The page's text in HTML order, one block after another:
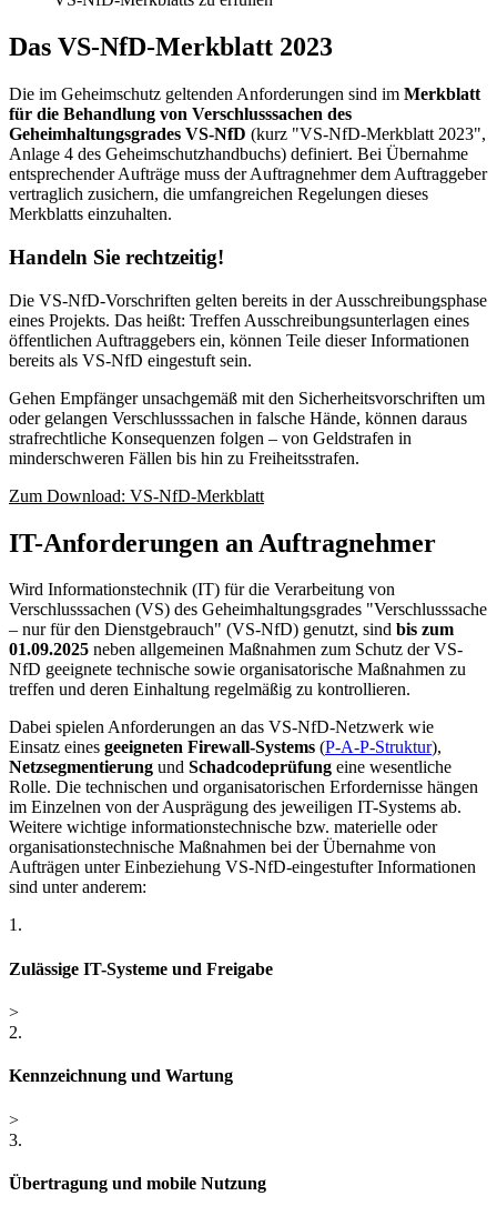
Das VS-NfD-Merkblatt 2023
Die im Geheimschutz geltenden Anforderungen sind im Merkblatt
für die Behandlung von Verschlusssachen des
Geheimhaltungsgrades VS-NfD (kurz "VS-NfD-Merkblatt 2023",
Anlage 4 des Geheimschutzhandbuchs) definiert. Bei Übernahme
entsprechender Aufträge muss der Auftragnehmer dem Auftraggeber
vertraglich zusichern, die umfangreichen Regelungen dieses
Merkblatts einzuhalten.
Handeln Sie rechtzeitig!
Die VS-NfD-Vorschriften gelten bereits in der Ausschreibungsphase
eines Projekts. Das heißt: Treffen Ausschreibungsunterlagen eines
öffentlichen Auftraggebers ein, können Teile dieser Informationen
bereits als VS-NfD eingestuft sein.
Gehen Empfänger unsachgemäß mit den Sicherheitsvorschriften um
oder gelangen Verschlusssachen in falsche Hände, können daraus
strafrechtliche Konsequenzen folgen – von Geldstrafen in
minderschweren Fällen bis hin zu Freiheitsstrafen.
Zum Download: VS-NfD-Merkblatt
IT-Anforderungen an Auftragnehmer
Wird Informationstechnik (IT) für die Verarbeitung von
Verschlusssachen (VS) des Geheimhaltungsgrades "Verschlusssache
– nur für den Dienstgebrauch" (VS-NfD) genutzt, sind bis zum
01.09.2025 neben allgemeinen Maßnahmen zum Schutz der VS-
NfD geeignete technische sowie organisatorische Maßnahmen zu
treffen und deren Einhaltung regelmäßig zu kontrollieren.
Dabei spielen Anforderungen an das VS-NfD-Netzwerk wie
Einsatz eines geeigneten Firewall-Systems (P-A-P-Struktur),
Netzsegmentierung und Schadcodeprüfung eine wesentliche
Rolle. Die technischen und organisatorischen Erfordernisse hängen
im Einzelnen von der Ausprägung des jeweiligen IT-Systems ab.
Weitere wichtige informationstechnische bzw. materielle oder
organisationstechnische Maßnahmen bei der Übernahme von
Aufträgen unter Einbeziehung VS-NfD-eingestufter Informationen
sind unter anderem:
1.
Zulässige IT-Systeme und Freigabe
>
2.
Kennzeichnung und Wartung
>
3.
Übertragung und mobile Nutzung